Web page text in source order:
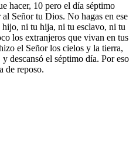
hacer, 10 pero el día séptimo
Señor tu Dios. No hagas en ese
ni tu hija, ni tu esclavo, ni tu
los extranjeros que vivan en tus
el Señor los cielos y la tierra,
descansó el séptimo día. Por eso
de reposo.